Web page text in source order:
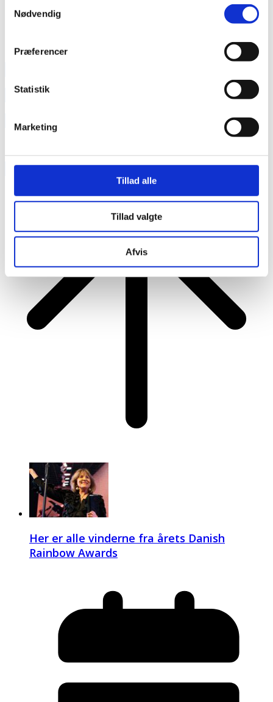
Nødvendig
Præferencer
Statistik
Marketing
Tillad alle
Tillad valgte
Afvis
Del dette indlæg:
annonce
Like us
RAINBOW BUSINESS DENMARK
Her er alle vinderne fra årets Danish
Rainbow Awards